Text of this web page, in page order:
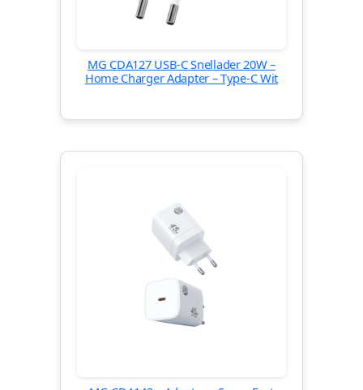
MG CDA127 USB-C Snellader 20W –
Home Charger Adapter – Type-C Wit